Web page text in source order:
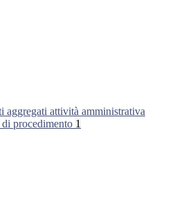
aggregati attività amministrativa
procedimento 1